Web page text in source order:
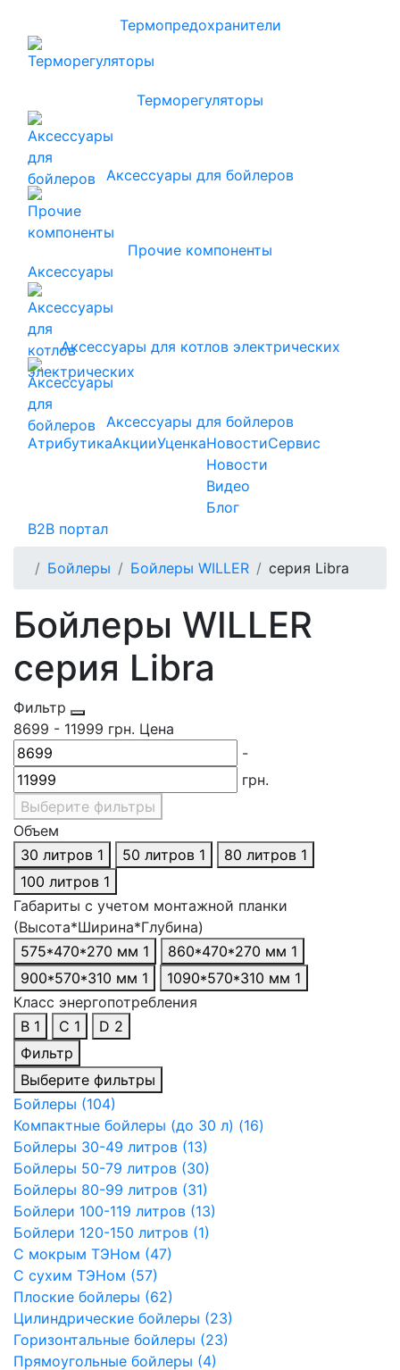
Термопредохранители
Терморегуляторы
Аксессуары для бойлеров
Прочие компоненты
Аксессуары
Аксессуары для котлов электрических
Аксессуары для бойлеров
АтрибутикаАкцииУценкаНовости
Новости
Видео
Блог
Сервис
B2B портал
Бойлеры Бойлеры WILLER серия Libra
Бойлеры WILLER
серия Libra
Фильтр
8699 - 11999 грн. Цена
-
грн.
Выберите фильтры
Объем
30 литров 1 50 литров 1 80 литров 1
100 литров 1
Габариты с учетом монтажной планки
(Высота*Ширина*Глубина)
575*470*270 мм 1 860*470*270 мм 1
900*570*310 мм 1 1090*570*310 мм 1
Класс энергопотребления
B 1 C 1 D 2
Фильтр
Выберите фильтры
Бойлеры (104)
Компактные бойлеры (до 30 л) (16)
Бойлеры 30-49 литров (13)
Бойлеры 50-79 литров (30)
Бойлеры 80-99 литров (31)
Бойлери 100-119 литров (13)
Бойлери 120-150 литров (1)
С мокрым ТЭНом (47)
С сухим ТЭНом (57)
Плоские бойлеры (62)
Цилиндрические бойлеры (23)
Горизонтальные бойлеры (23)
Прямоугольные бойлеры (4)